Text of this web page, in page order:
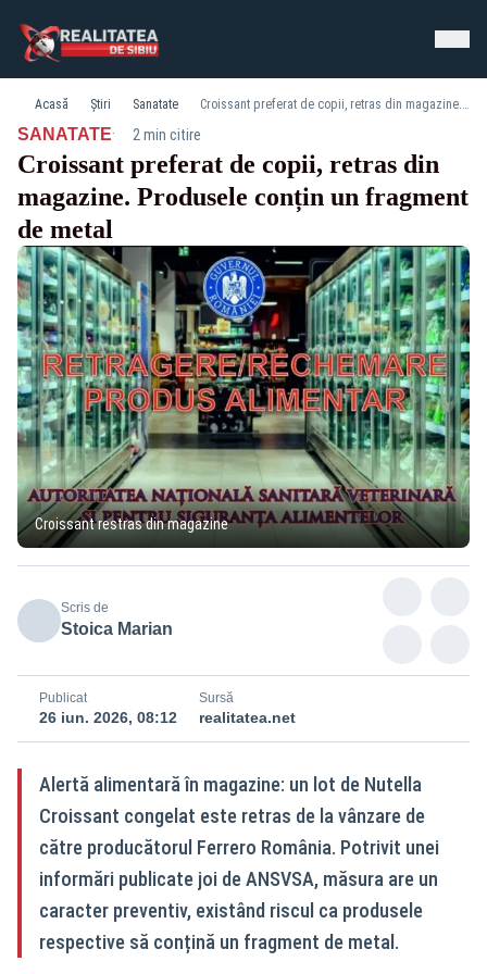
Acasă Știri Sanatate Croissant preferat de copii, retras din magazine. Produsele conțin un fragment de metal
SANATATE· 2 min citire
Croissant preferat de copii, retras din
magazine. Produsele conțin un fragment
de metal
Croissant restras din magazine
Scris de
Stoica Marian
Publicat
26 iun. 2026, 08:12
Sursă
realitatea.net
Alertă alimentară în magazine: un lot de Nutella
Croissant congelat este retras de la vânzare de
către producătorul Ferrero România. Potrivit unei
informări publicate joi de ANSVSA, măsura are un
caracter preventiv, existând riscul ca produsele
respective să conțină un fragment de metal.